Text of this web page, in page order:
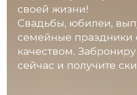
сейчас и получите cкидку 10 %.
ОБСУДИТЬ СЪЕМКУ